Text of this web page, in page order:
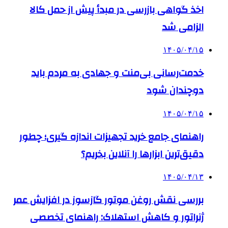
اخذ گواهی بازرسی در مبدأ پیش از حمل کالا
الزامی شد
۱۴۰۵/۰۴/۱۵
خدمت‌رسانی بی‌منت و جهادی به مردم باید
دوچندان شود
۱۴۰۵/۰۴/۱۵
راهنمای جامع خرید تجهیزات اندازه گیری؛ چطور
دقیق‌ترین ابزارها را آنلاین بخریم؟
۱۴۰۵/۰۴/۱۳
بررسی نقش روغن موتور گازسوز در افزایش عمر
ژنراتور و کاهش استهلاک: راهنمای تخصصی